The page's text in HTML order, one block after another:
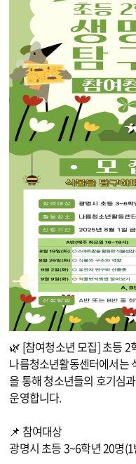
🌿 [참여청소년 모집] 초등 2
나름청소년활동센터에서는
을 통해 청소년들의 호기심
운영합니다.
📌 참여대상
광명시 초등 3~6학년 20명(1